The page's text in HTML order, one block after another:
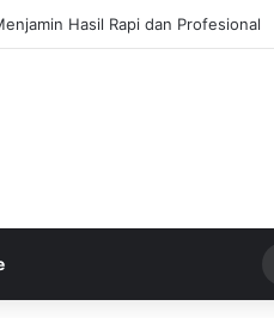
Income Setiap Tahun